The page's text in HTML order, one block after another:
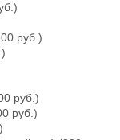
руб.)
руб.)
руб.)